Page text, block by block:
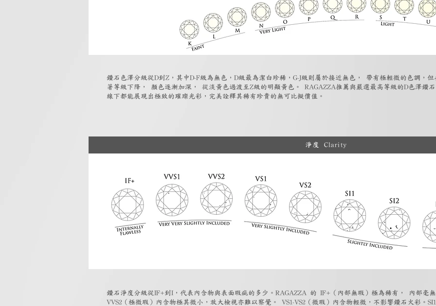
鑽石色澤分級從D到Z，其中D-F級為無色，D級最為潔白珍稀，G-J級則屬於接近無色， 帶有極輕微的色調，
著等級下降， 顏色逐漸加深， 從淡黃色過渡至Z級的明顯黃色。 RAGAZZA推薦與嚴選最高等級的D色澤鑽
線下都能展現出極致的璀璨光彩，完美詮釋其稀有珍貴的無可比擬價值。
淨度 Clarity
鑽石淨度分級從IF+到I，代表內含物與表面瑕疵的多少。RAGAZZA 的 IF+（內部無瑕）極為稀有， 內部毫無
VVS2（極微瑕）內含物極其微小，放大檢視亦難以察覺。 VS1-VS2（微瑕）內含物輕微，不影響鑽石火彩。